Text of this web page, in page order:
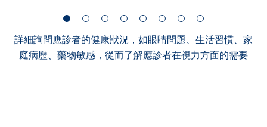
詳細詢問應診者的健康狀況，如眼睛問題、生活習慣、家
庭病歷、藥物敏感，從而了解應診者在視力方面的需要